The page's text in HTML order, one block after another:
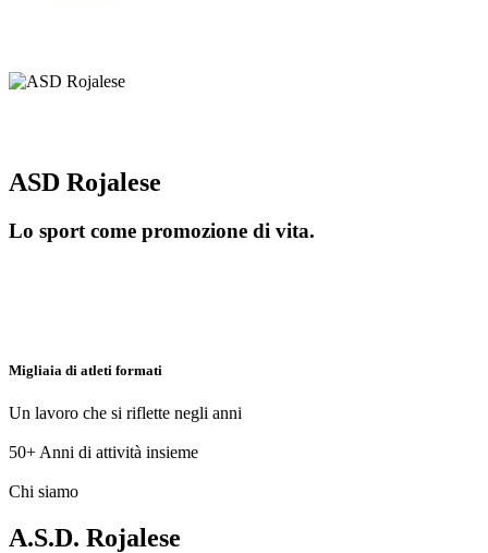
ASD Rojalese
Lo sport come promozione di vita.
Migliaia di atleti formati
Un lavoro che si riflette negli anni
50+ Anni di attività insieme
Chi siamo
A.S.D. Rojalese